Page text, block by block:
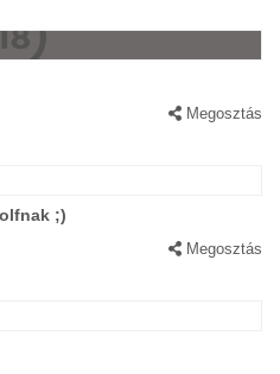
Megosztás
;)
Megosztás